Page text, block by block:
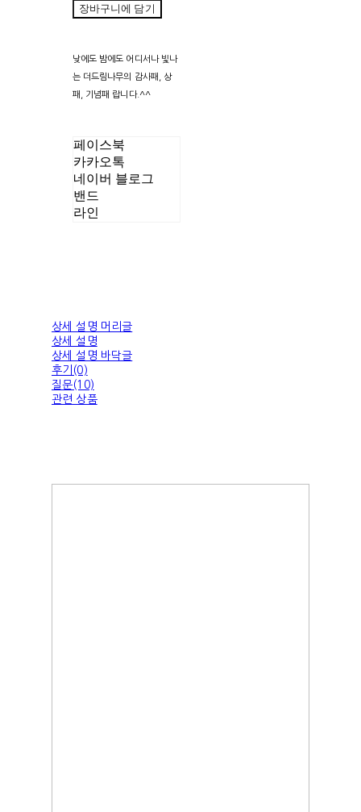
장바구니에 담기
낮에도 밤에도 어디서나 빛나
는 더드림나무의 감사패, 상
패, 기념패 랍니다.^^
페이스북
카카오톡
네이버 블로그
밴드
라인
상세 설명 머리글
상세 설명
상세 설명 바닥글
후기(0)
질문(10)
관련 상품